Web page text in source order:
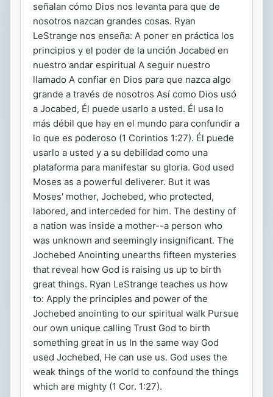
señalan cómo Dios nos levanta para que de
nosotros nazcan grandes cosas. Ryan
LeStrange nos enseña: A poner en práctica los
principios y el poder de la unción Jocabed en
nuestro andar espiritual A seguir nuestro
llamado A confiar en Dios para que nazca algo
grande a través de nosotros Así como Dios usó
a Jocabed, Él puede usarlo a usted. Él usa lo
más débil que hay en el mundo para confundir a
lo que es poderoso (1 Corintios 1:27). Él puede
usarlo a usted y a su debilidad como una
plataforma para manifestar su gloria. God used
Moses as a powerful deliverer. But it was
Moses' mother, Jochebed, who protected,
labored, and interceded for him. The destiny of
a nation was inside a mother--a person who
was unknown and seemingly insignificant. The
Jochebed Anointing unearths fifteen mysteries
that reveal how God is raising us up to birth
great things. Ryan LeStrange teaches us how
to: Apply the principles and power of the
Jochebed anointing to our spiritual walk Pursue
our own unique calling Trust God to birth
something great in us In the same way God
used Jochebed, He can use us. God uses the
weak things of the world to confound the things
which are mighty (1 Cor. 1:27).